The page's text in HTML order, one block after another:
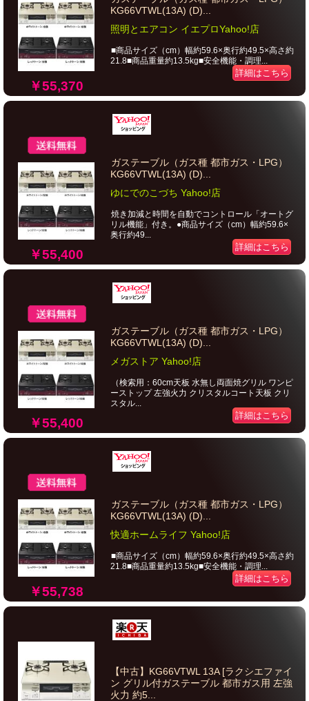
￥55,370
KG66VTWL(13A) (D)...
照明とエアコン イエプロYahoo!店
■商品サイズ（cm）幅約59.6×奥行約49.5×高さ約
21.8■商品重量約13.5kg■安全機能・調理...
詳細はこちら
￥55,400
ガステーブル（ガス種 都市ガス・LPG）
KG66VTWL(13A) (D)...
ゆにでのこづち Yahoo!店
焼き加減と時間を自動でコントロール「オートグ
リル機能」付き。●商品サイズ（cm）幅約59.6×
奥行約49...
詳細はこちら
￥55,400
ガステーブル（ガス種 都市ガス・LPG）
KG66VTWL(13A) (D)...
メガストア Yahoo!店
（検索用：60cm天板 水無し両面焼グリル ワンピ
ーストップ 左強火力 クリスタルコート天板 クリ
スタル...
詳細はこちら
￥55,738
ガステーブル（ガス種 都市ガス・LPG）
KG66VTWL(13A) (D)...
快適ホームライフ Yahoo!店
■商品サイズ（cm）幅約59.6×奥行約49.5×高さ約
21.8■商品重量約13.5kg■安全機能・調理...
詳細はこちら
【中古】KG66VTWL 13A [ラクシエファイ
ン グリル付ガステーブル 都市ガス用 左強
火力 約5...